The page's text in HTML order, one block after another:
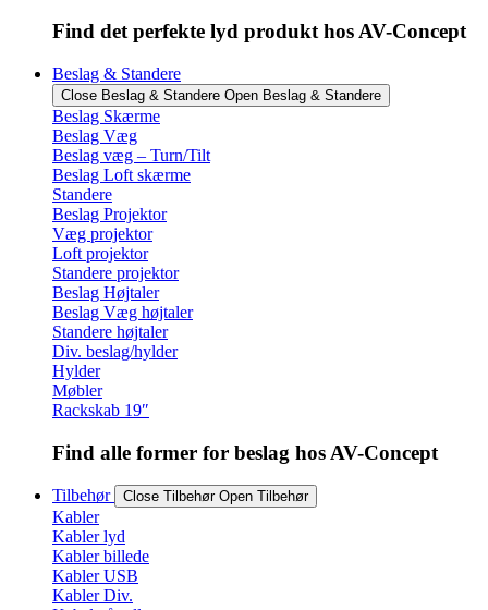
Find det perfekte lyd produkt hos AV-Concept
Beslag & Standere
Close Beslag & Standere Open Beslag & Standere
Beslag Skærme
Beslag Væg
Beslag væg – Turn/Tilt
Beslag Loft skærme
Standere
Beslag Projektor
Væg projektor
Loft projektor
Standere projektor
Beslag Højtaler
Beslag Væg højtaler
Standere højtaler
Div. beslag/hylder
Hylder
Møbler
Rackskab 19″
Find alle former for beslag hos AV-Concept
Tilbehør Close Tilbehør Open Tilbehør
Kabler
Kabler lyd
Kabler billede
Kabler USB
Kabler Div.